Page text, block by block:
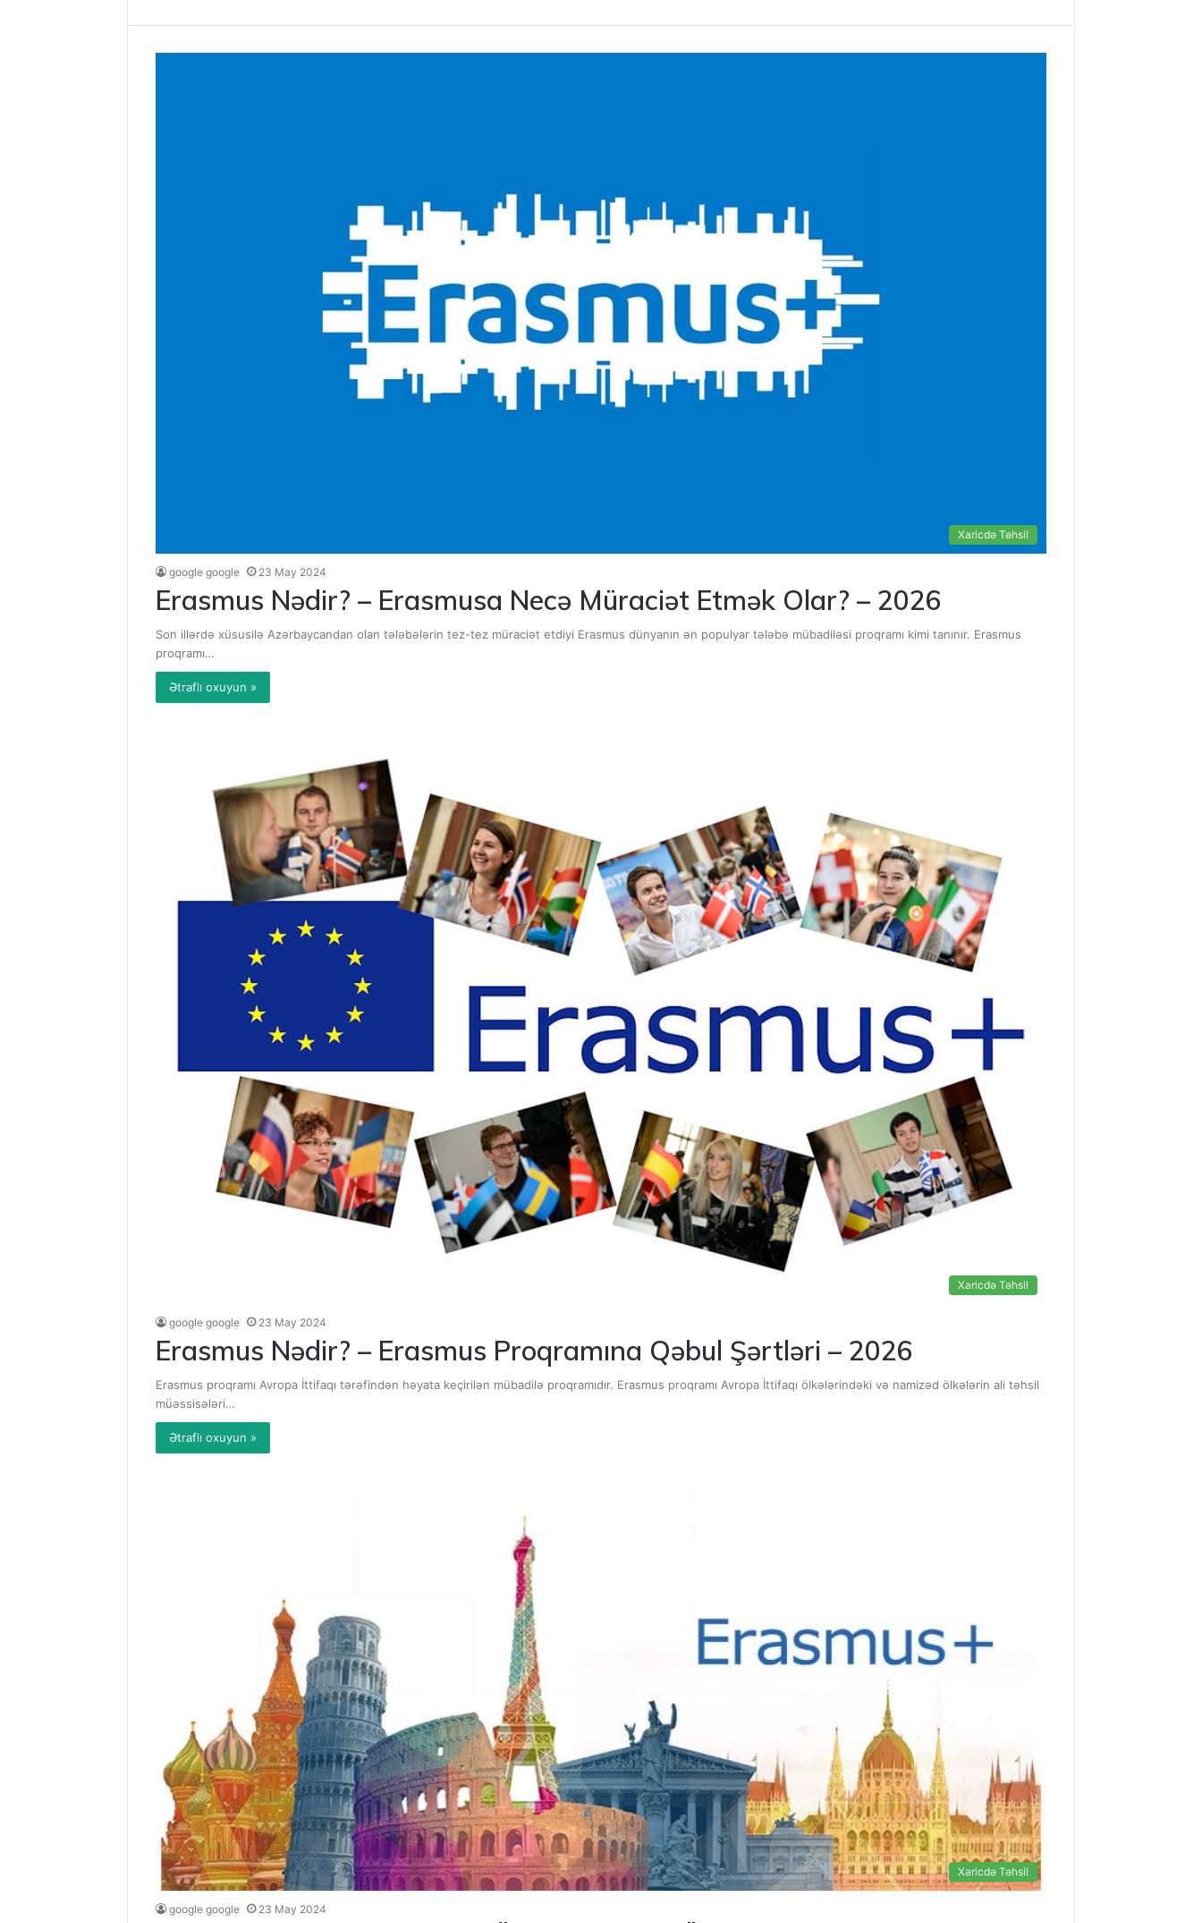
Xaricdə Təhsil
google google 23 May 2024
Erasmus Nədir? – Erasmusa Necə Müraciət Etmək Olar? – 2026
Son illərdə xüsusilə Azərbaycandan olan tələbələrin tez-tez müraciət etdiyi Erasmus dünyanın ən populyar tələbə mübadiləsi proqramı kimi tanınır. Erasmus
proqramı…
Ətraflı oxuyun »
Xaricdə Təhsil
google google 23 May 2024
Erasmus Nədir? – Erasmus Proqramına Qəbul Şərtləri – 2026
Erasmus proqramı Avropa İttifaqı tərəfindən həyata keçirilən mübadilə proqramıdır. Erasmus proqramı Avropa İttifaqı ölkələrindəki və namizəd ölkələrin ali təhsil
müəssisələri…
Ətraflı oxuyun »
Xaricdə Təhsil
google google 23 May 2024